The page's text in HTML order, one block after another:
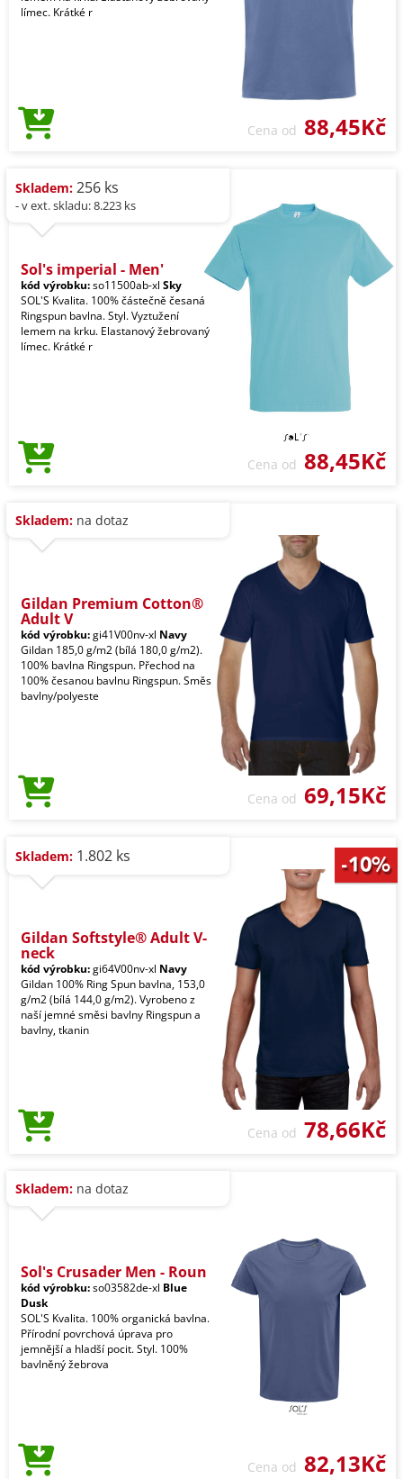
límec. Krátké r
Cena od 88,45Kč
Skladem: 256 ks
- v ext. skladu: 8.223 ks
Sol's imperial - Men'
kód výrobku:so11500ab-xl Sky
SOL'S Kvalita. 100% částečně česaná
Ringspun bavlna. Styl. Vyztužení
lemem na krku. Elastanový žebrovaný
límec. Krátké r
Cena od 88,45Kč
Skladem: na dotaz
Gildan Premium Cotton®
Adult V
kód výrobku:gi41V00nv-xl Navy
Gildan 185,0 g/m2 (bílá 180,0 g/m2).
100% bavlna Ringspun. Přechod na
100% česanou bavlnu Ringspun. Směs
bavlny/polyeste
Cena od 69,15Kč
Skladem: 1.802 ks
Gildan Softstyle® Adult V-
neck
kód výrobku:gi64V00nv-xl Navy
Gildan 100% Ring Spun bavlna, 153,0
g/m2 (bílá 144,0 g/m2). Vyrobeno z
naší jemné směsi bavlny Ringspun a
bavlny, tkanin
Cena od 78,66Kč
Skladem: na dotaz
Sol's Crusader Men - Roun
kód výrobku:so03582de-xl Blue
Dusk
SOL'S Kvalita. 100% organická bavlna.
Přírodní povrchová úprava pro
jemnější a hladší pocit. Styl. 100%
bavlněný žebrova
Cena od 82,13Kč